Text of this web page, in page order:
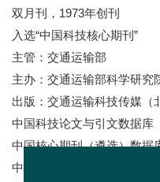
双月刊，1973年创刊
入选“中国科技核心期刊”
主管：交通运输部
主办：交通运输部科学研究
出版：交通运输科技传媒（
中国科技论文与引文数据库
中国核心期刊（遴选）数据
中国学术期刊综合评价数据